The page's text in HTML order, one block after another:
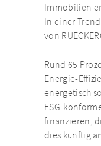
Immobilien
In einer
von
Rund 65
Energie-
energetisch
ESG-
finanzieren,
dies künftig